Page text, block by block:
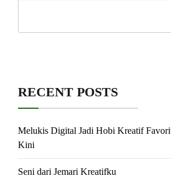
RECENT POSTS
Melukis Digital Jadi Hobi Kreatif
Kini
Seni dari Jemari Kreatifku